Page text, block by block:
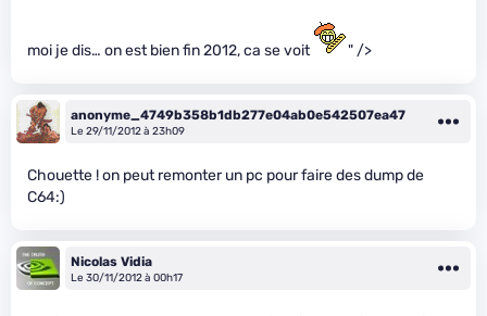
moi je dis… on est bien fin 2012, ca se voit " />
anonyme_4749b358b1db277e04ab0e542507ea47
Le 29/11/2012 à 23h09
Chouette ! on peut remonter un pc pour faire des dump de
C64:)
Nicolas Vidia
Le 30/11/2012 à 00h17